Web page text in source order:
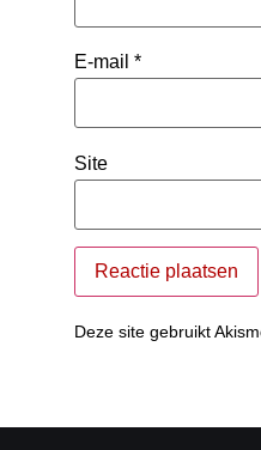
E-mail *
Site
Deze site gebruikt